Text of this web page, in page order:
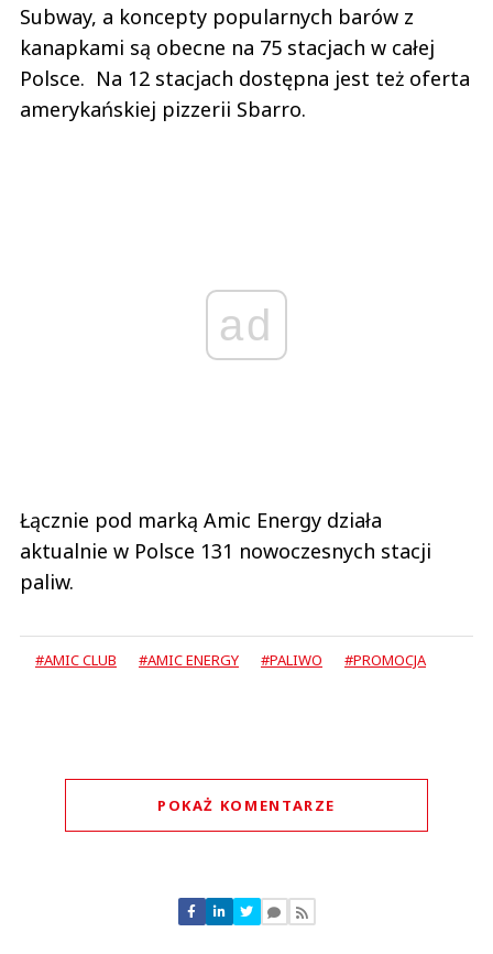
Subway, a koncepty popularnych barów z
kanapkami są obecne na 75 stacjach w całej
Polsce. Na 12 stacjach dostępna jest też oferta
amerykańskiej pizzerii Sbarro.
ad
Łącznie pod marką Amic Energy działa
aktualnie w Polsce 131 nowoczesnych stacji
paliw.
#AMIC CLUB #AMIC ENERGY #PALIWO #PROMOCJA
POKAŻ KOMENTARZE
Nie znaleziono komentarzy
Zostaw swoje komentarze